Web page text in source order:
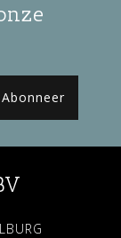
Abonneer